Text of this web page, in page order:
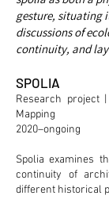
gesture, situating
discussions of
continuity, and
SPOLIA
Research project
Mapping
2020–ongoing
Spolia examines
continuity of
different historical